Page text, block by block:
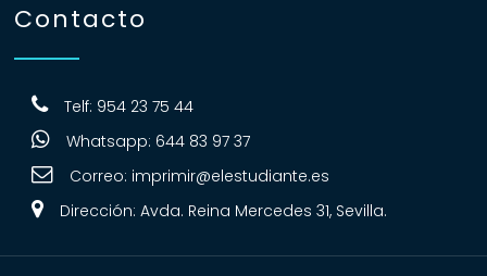
Contacto
Telf: 954 23 75 44
Whatsapp: 644 83 97 37
Correo: imprimir@elestudiante.es
Dirección: Avda. Reina Mercedes 31, Sevilla.